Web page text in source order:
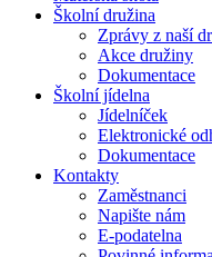
Školní družina
Zprávy z naší
Akce družiny
Dokumentace
Školní jídelna
Jídelníček
Elektronické
Dokumentace
Kontakty
Zaměstnanci
Napište nám
E-podatelna